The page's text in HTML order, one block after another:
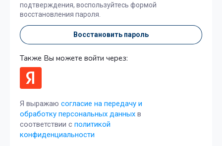
подтверждения, воспользуйтесь формой
восстановления пароля.
Восстановить пароль
Также Вы можете войти через:
Я выражаю согласие на передачу и
обработку персональных данных в
соответствии с политикой
конфиденциальности